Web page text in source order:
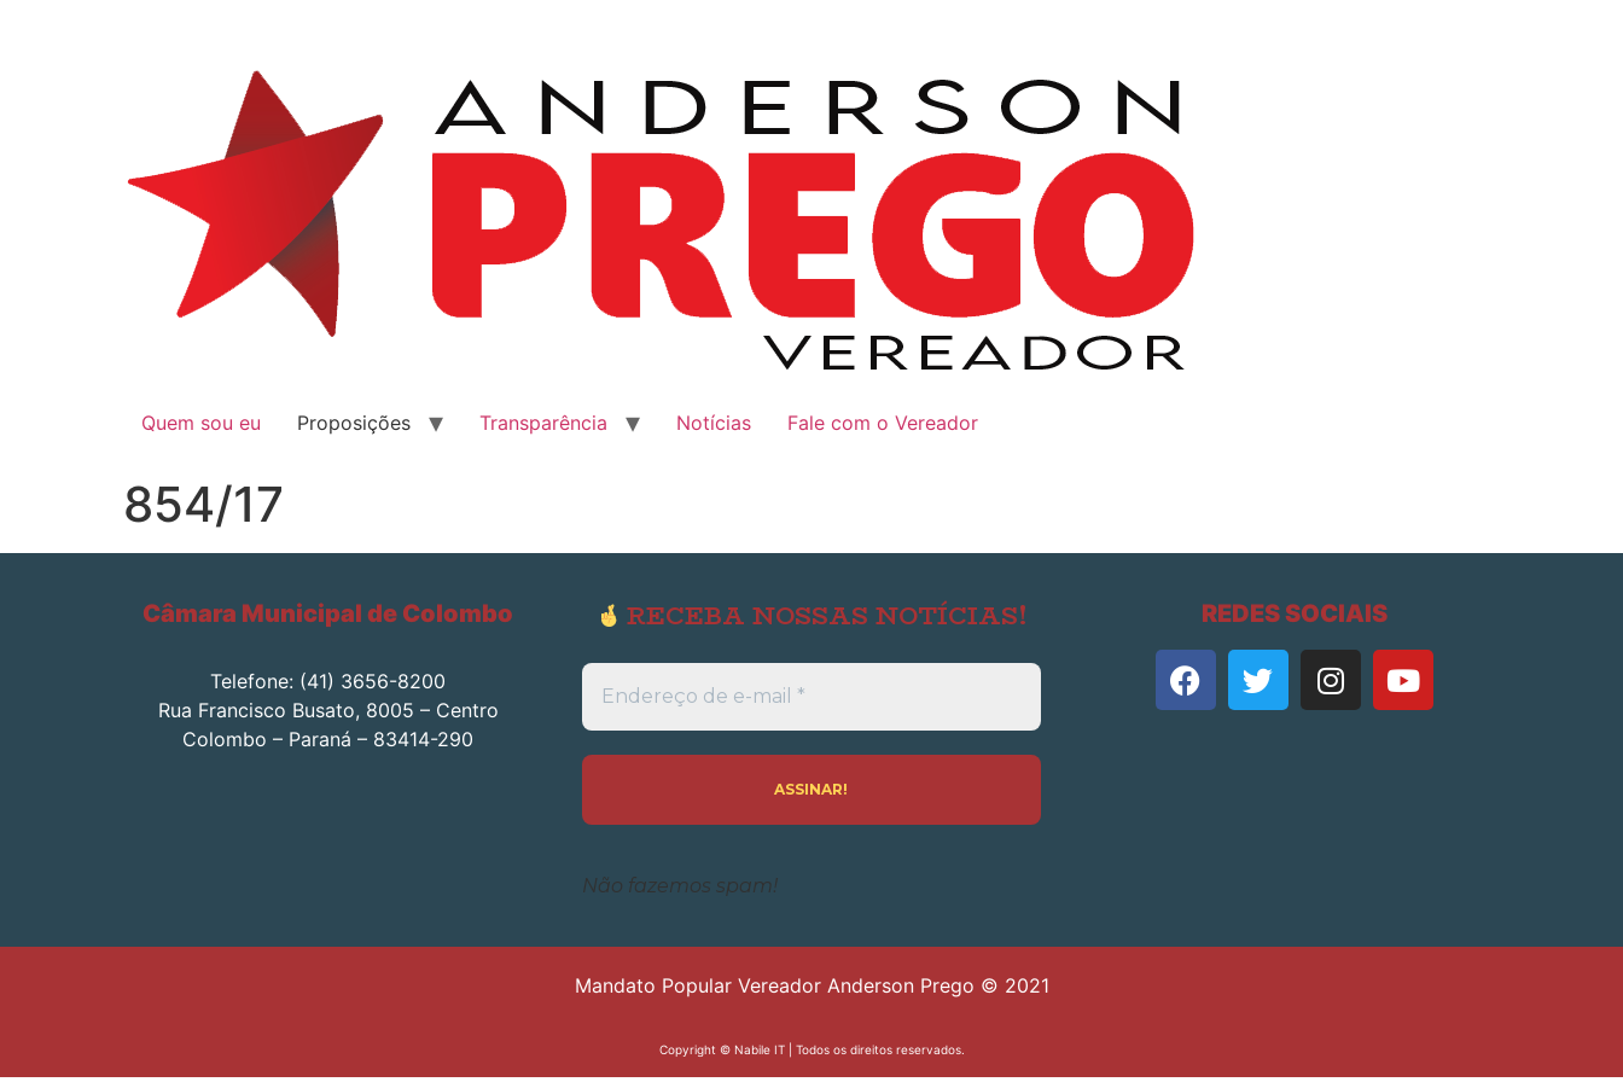
Quem sou eu Proposições Transparência Notícias Fale com o Vereador
854/17
Câmara Municipal de Colombo
Telefone: (41) 3656-8200
Rua Francisco Busato, 8005 – Centro
Colombo – Paraná – 83414-290
RECEBA NOSSAS NOTÍCIAS!
Endereço
de
e-
*
Não fazemos spam!
REDES SOCIAIS
Mandato Popular Vereador Anderson Prego © 2021
Copyright © Nabile IT| Todos os direitos reservados.